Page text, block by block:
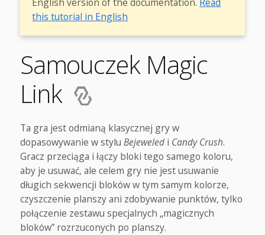
this tutorial in English
Samouczek Magic
Link
Ta gra jest odmianą klasycznej gry w
dopasowywanie w stylu Bejeweledi Candy Crush.
Gracz przeciąga i łączy bloki tego samego koloru,
aby je usuwać, ale celem gry nie jest usuwanie
długich sekwencji bloków w tym samym kolorze,
czyszczenie planszy ani zdobywanie punktów, tylko
połączenie zestawu specjalnych „magicznych
bloków” rozrzuconych po planszy.